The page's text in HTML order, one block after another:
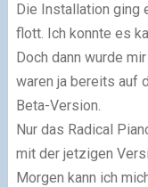
Die Installation ging
flott. Ich konnte es
Doch dann wurde
waren ja bereits auf
Beta-Version.
Nur das Radical
mit der jetzigen
Morgen kann ich